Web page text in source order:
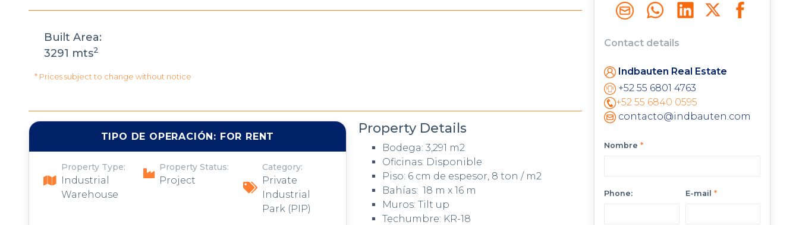
Built Area:
3291 mts2
* Prices subject to change without notice
TIPO DE OPERACIÓN: FOR RENT
Property Type:
Industrial
Warehouse
Property Status:
Project
Category:
Private
Industrial
Park (PIP)
Property Details
Bodega: 3,291 m2
Oficinas: Disponible
Piso: 6 cm de espesor, 8 ton / m2
Bahías: 18 m x 16 m
Muros: Tilt up
Techumbre: KR-18
Contact details
Indbauten Real Estate
+52 55 6801 4763
+52 55 6840 0595
contacto@indbauten.com
Nombre *
Phone: E-mail *